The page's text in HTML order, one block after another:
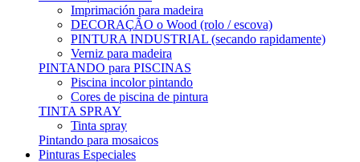
Imprimación para madeira
DECORAÇÃO o Wood (rolo / escova)
PINTURA INDUSTRIAL (secando rapidamente)
Verniz para madeira
PINTANDO para PISCINAS
Piscina incolor pintando
Cores de piscina de pintura
TINTA SPRAY
Tinta spray
Pintando para mosaicos
Pinturas Especiales